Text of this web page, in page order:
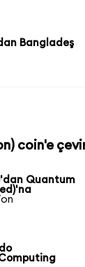
Bangladeş
coin'e
Quantum